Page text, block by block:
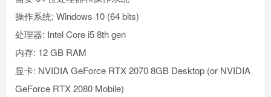
操作系统: Windows 10 (64 bits)
处理器: Intel Core i5 8th gen
内存: 12 GB RAM
显卡: NVIDIA GeForce RTX 2070 8GB Desktop (or NVIDIA
GeForce RTX 2080 Mobile)